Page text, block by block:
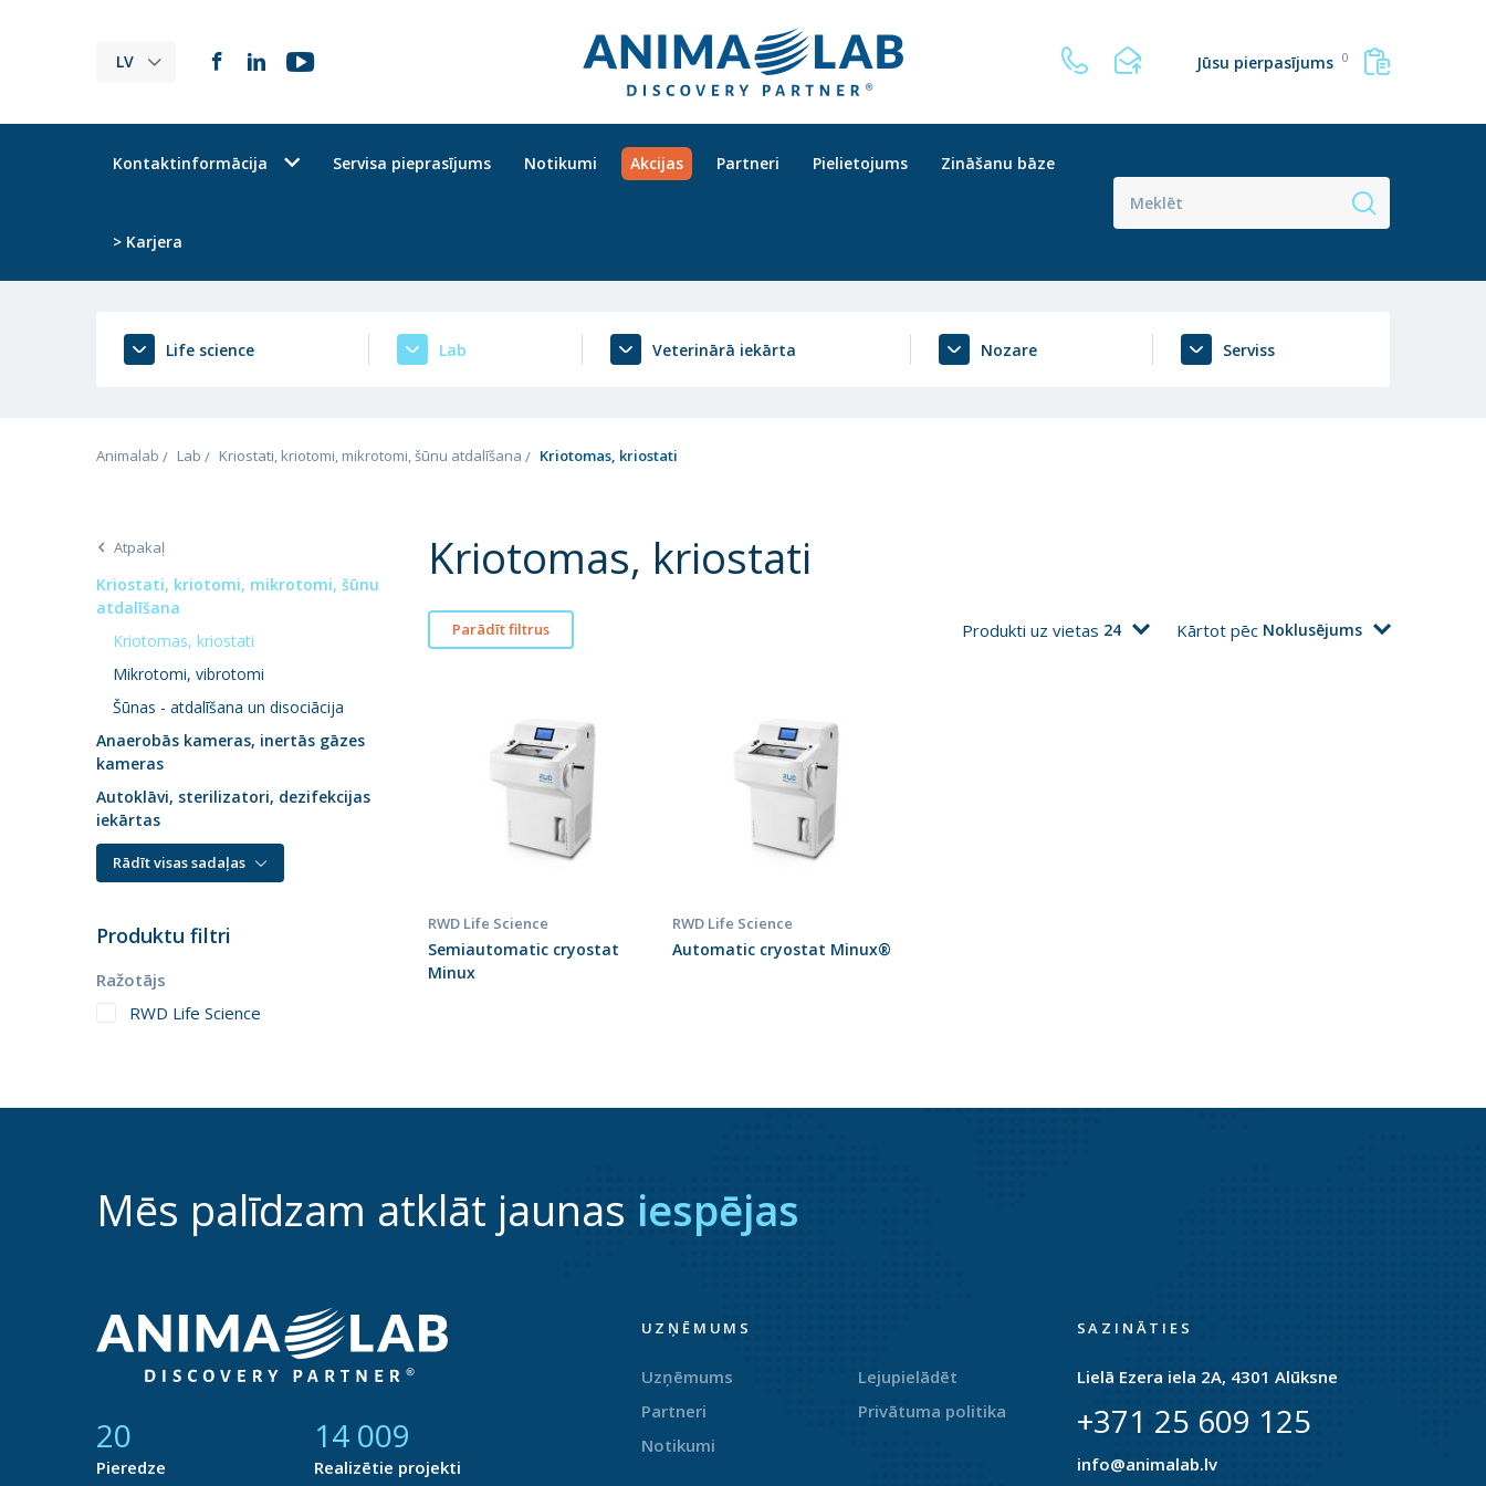
LV Jūsu pierpasījums 0
Kontaktinformācija Servisa pieprasījums Notikumi Akcijas Partneri Pielietojums Zināšanu bāze
> Karjera
Life science Lab Veterinārā iekārta Nozare Serviss
Animalab Lab Kriostati, kriotomi, mikrotomi, šūnu atdalīšana Kriotomas, kriostati
Atpakaļ
Kriostati, kriotomi, mikrotomi, šūnu
atdalīšana
Kriotomas, kriostati
Mikrotomi, vibrotomi
Šūnas - atdalīšana un disociācija
Anaerobās kameras, inertās gāzes
kameras
Autoklāvi, sterilizatori, dezifekcijas
iekārtas
Rādīt visas sadaļas
Produktu filtri
Ražotājs
RWD Life Science
Kriotomas, kriostati
Parādīt filtrus Produkti uz vietas 24 Kārtot pēc Noklusējums
RWD Life Science
Semiautomatic cryostat
Minux
RWD Life Science
Automatic cryostat Minux®
Mēs palīdzam atklāt jaunas iespējas
21
Pieredze
14 785
Realizētie projekti
UZŅĒMUMS
Uzņēmums
Partneri
Notikumi
Lejupielādēt
Privātuma politika
SAZINĀTIES
Lielā Ezera iela 2A, 4301 Alūksne
+371 25 609 125
info@animalab.lv